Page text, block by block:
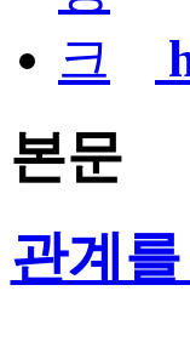
본문
관계